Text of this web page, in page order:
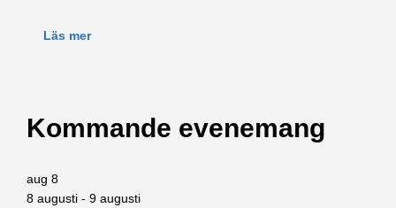
Läs mer
Kommande evenemang
aug 8
8 augusti - 9 augusti